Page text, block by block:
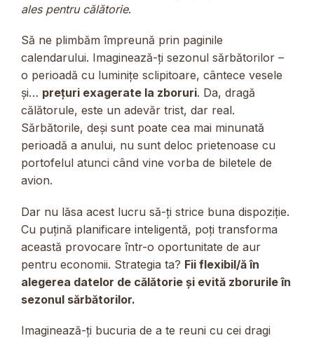
ales pentru călătorie.
Să ne plimbăm împreună prin paginile
calendarului. Imaginează-ți sezonul sărbătorilor –
o perioadă cu luminițe sclipitoare, cântece vesele
și… prețuri exagerate la zboruri. Da, dragă
călătorule, este un adevăr trist, dar real.
Sărbătorile, deși sunt poate cea mai minunată
perioadă a anului, nu sunt deloc prietenoase cu
portofelul atunci când vine vorba de biletele de
avion.
Dar nu lăsa acest lucru să-ți strice buna dispoziție.
Cu puțină planificare inteligentă, poți transforma
această provocare într-o oportunitate de aur
pentru economii. Strategia ta? Fii flexibil/ă în
alegerea datelor de călătorie și evită zborurile în
sezonul sărbătorilor.
Imaginează-ți bucuria de a te reuni cu cei dragi